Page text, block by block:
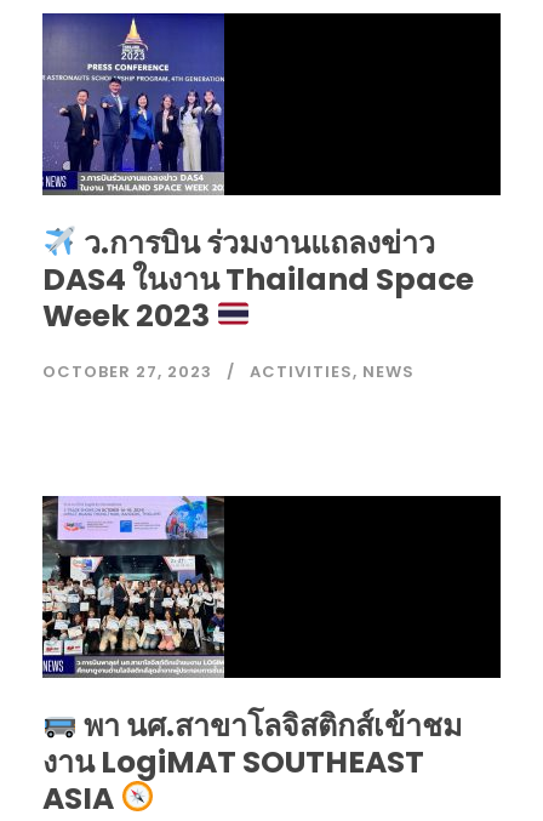
ว.การบิน ร่วมงานแถลงข่าว
DAS4 ในงาน Thailand Space
Week 2023
OCTOBER 27, 2023 ACTIVITIES, NEWS
พา นศ.สาขาโลจิสติกส์เข้าชม
งาน LogiMAT SOUTHEAST
ASIA